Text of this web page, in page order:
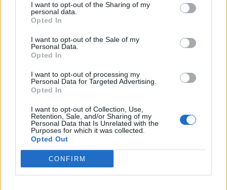
I want to opt-out of the Sharing of my
personal data.
Opted In
I want to opt-out of the Sale of my
Personal Data.
Opted In
I want to opt-out of processing my
Personal Data for Targeted Advertising.
Opted In
I want to opt-out of Collection, Use,
Retention, Sale, and/or Sharing of my
Personal Data that Is Unrelated with the
Purposes for which it was collected.
Opted Out
CONFIRM
Več iz kategorije Družba
Vročina lahko vpliva tudi na delovanje
vozil
Sušne razmere bodo vztrajale še vsaj
6. avgust 2026